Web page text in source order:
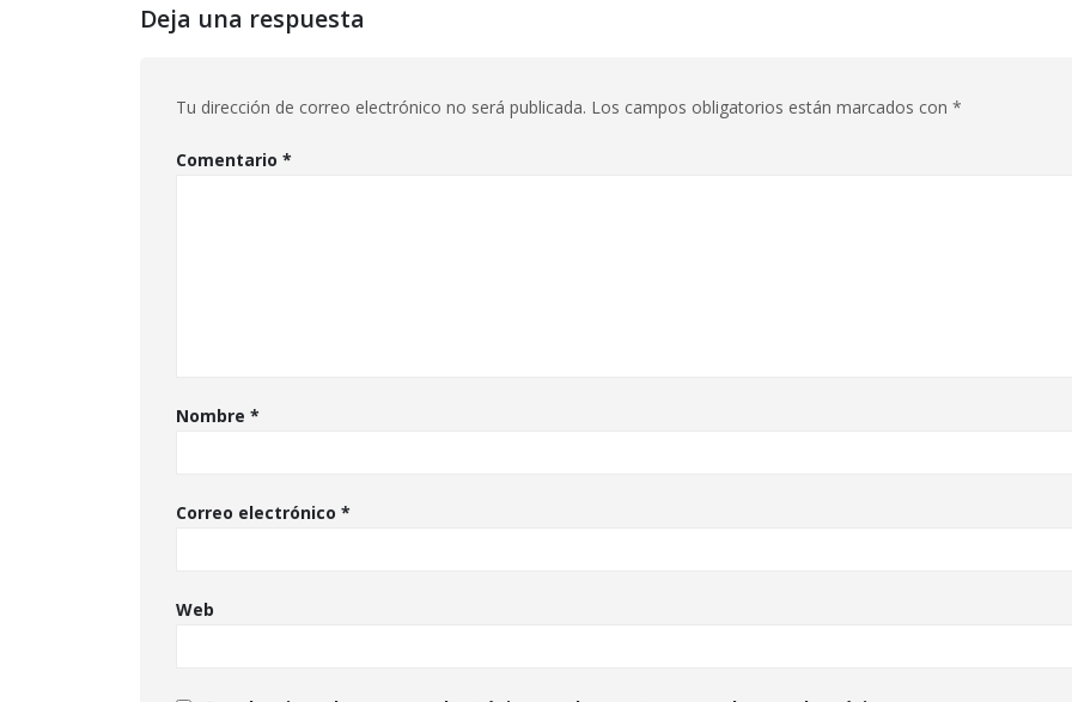
Deja una respuesta
Tu dirección de correo electrónico no será publicada. Los campos obligatorios están marcados con *
Comentario *
Nombre *
Correo electrónico *
Web